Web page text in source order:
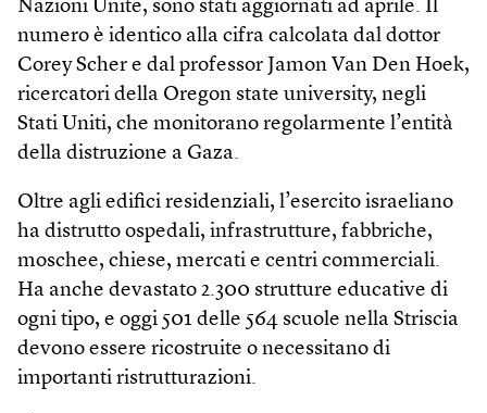
Nazioni Unite, sono stati aggiornati ad aprile. Il
numero è identico alla cifra calcolata dal dottor
Corey Scher e dal professor Jamon Van Den Hoek,
ricercatori della Oregon state university, negli
Stati Uniti, che monitorano regolarmente l’entità
della distruzione a Gaza.
Oltre agli edifici residenziali, l’esercito israeliano
ha distrutto ospedali, infrastrutture, fabbriche,
moschee, chiese, mercati e centri commerciali.
Ha anche devastato 2.300 strutture educative di
ogni tipo, e oggi 501 delle 564 scuole nella Striscia
devono essere ricostruite o necessitano di
importanti ristrutturazioni.